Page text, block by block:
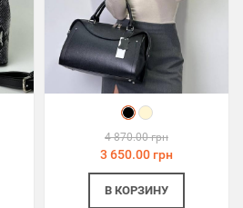
4 870.00 грн
3 650.00 грн
В КОРЗИНУ